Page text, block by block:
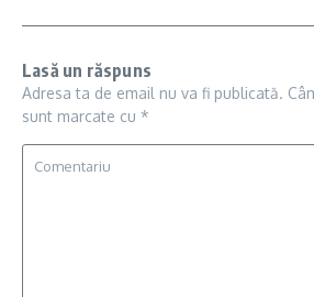
Lasă un răspuns
Adresa ta de email nu va fi publicată.
sunt marcate cu *